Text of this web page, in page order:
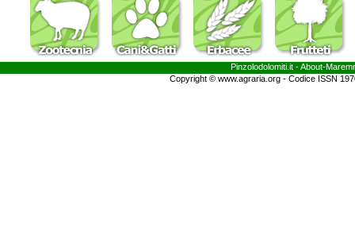
Pinzolodolomiti.it - About-
Copyright © www.agraria.org - Codice ISSN